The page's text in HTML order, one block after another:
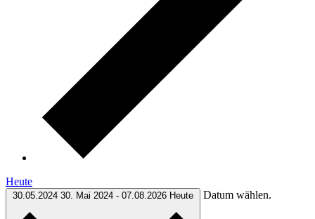
Heute
30.05.2024 30. Mai 2024 - 07.08.2026 Heute Datum wählen.